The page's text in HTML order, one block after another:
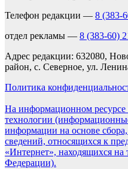
Телефон редакции — 8 (383-
отдел рекламы — 8 (383-60)
Адрес редакции: 632080,
район, с. Северное, ул.
Политика
На информационном ресурсе
технологии
информации на основе
сведений, относящихся к
«Интернет», находящихся на
Федерации).